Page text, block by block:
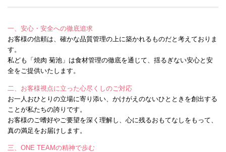
一、安心・安全への徹底追求
お客様の信頼は、確かな品質管理の上に築かれるものだと考えておりま
す。
私ども「焼肉 菊池」は食材管理の徹底を通じて、揺るぎない安心と安
全をご提供いたします。
二、お客様視点に立った心尽くしのご対応
お一人おひとりの立場に寄り添い、かけがえのないひとときを創出する
ことが私たちの誇りです。
お客様のご嗜好やご要望を深く理解し、心に残るおもてなしをもって、
真の満足をお届けします。
三、ONE TEAMの精神で歩む